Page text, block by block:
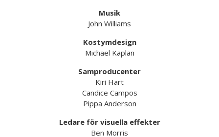
Musik
John Williams
Kostymdesign
Michael Kaplan
Samproducenter
Kiri Hart
Candice Campos
Pippa Anderson
Ledare för visuella effekter
Ben Morris